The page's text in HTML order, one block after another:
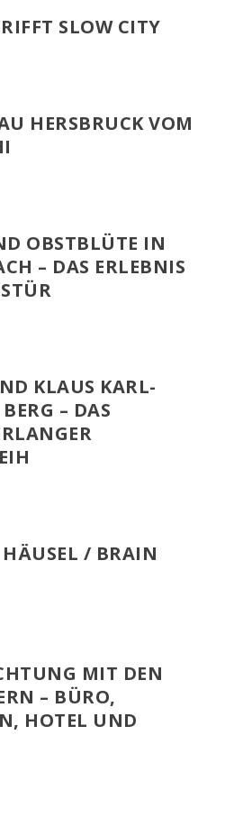
SLOW CITY
HERSBRUCK VOM
OBSTBLÜTE IN
– DAS ERLEBNIS
KLAUS KARL-
– DAS
/ BRAIN
MIT DEN
– BÜRO,
HOTEL UND